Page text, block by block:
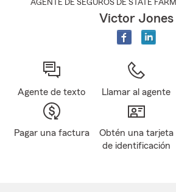
AGENTE DE SEGUROS DE STATE FARM
Victor Jones
Agente de texto Llamar al agente
Pagar una factura
Obtén una tarjeta
de identificación